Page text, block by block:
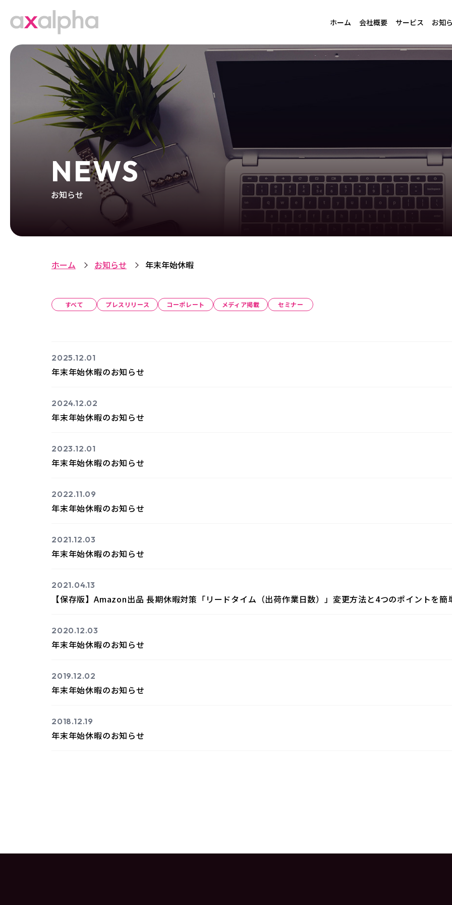
ホーム 会社概要 サービス お知
NEWS
お知らせ
ホーム お知らせ 年末年始休暇
すべて プレスリリース コーポレート メディア掲載 セミナー
2025.12.01
年末年始休暇のお知らせ
2024.12.02
年末年始休暇のお知らせ
2023.12.01
年末年始休暇のお知らせ
2022.11.09
年末年始休暇のお知らせ
2021.12.03
年末年始休暇のお知らせ
2021.04.13
【保存版】Amazon出品 長期休暇対策「リードタイム（出荷作業日数）」変更方法と4つのポイントを簡
2020.12.03
年末年始休暇のお知らせ
2019.12.02
年末年始休暇のお知らせ
2018.12.19
年末年始休暇のお知らせ